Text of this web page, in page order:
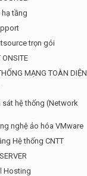
hạ tầng
trọn gói
ONSITE
MẠNG TOÀN DIỆN
sát hệ thống (Network
nghệ ảo hóa VMware
Hệ thống CNTT
Hosting